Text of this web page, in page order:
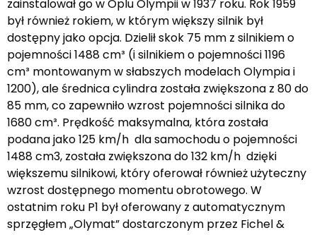
zainstalował go w Oplu Olympii w 1937 roku. Rok 1959
był również rokiem, w którym większy silnik był
dostępny jako opcja. Dzielił skok 75 mm z silnikiem o
pojemności 1488 cm³ (i silnikiem o pojemności 1196
cm³ montowanym w słabszych modelach Olympia i
1200), ale średnica cylindra została zwiększona z 80 do
85 mm, co zapewniło wzrost pojemności silnika do
1680 cm³. Prędkość maksymalna, która została
podana jako 125 km/h dla samochodu o pojemności
1488 cm3, została zwiększona do 132 km/h dzięki
większemu silnikowi, który oferował również użyteczny
wzrost dostępnego momentu obrotowego. W
ostatnim roku P1 był oferowany z automatycznym
sprzęgłem „Olymat” dostarczonym przez Fichel &